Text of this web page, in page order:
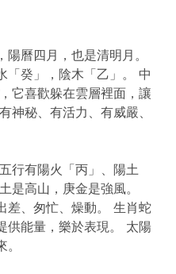
曆四月，也是清明月。
「癸」，陰木「乙」。 中
它喜歡躲在雲層裡面，讓
神秘、有活力、有威嚴、
行有陽火「丙」、陽土
是高山，庚金是強風。
差、匆忙、燥動。 生肖蛇
供能量，樂於表現。 太陽